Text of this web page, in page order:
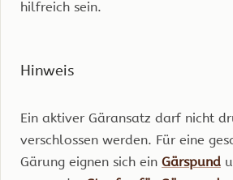
hilfreich sein.
Hinweis
Ein aktiver Gäransatz darf nicht
verschlossen werden. Für eine
Gärung eignen sich ein Gärspund